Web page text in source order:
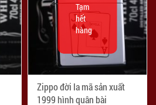
Zippo đời la mã sản xuất
1999 hình quân bài
Tạm
hết
hàng